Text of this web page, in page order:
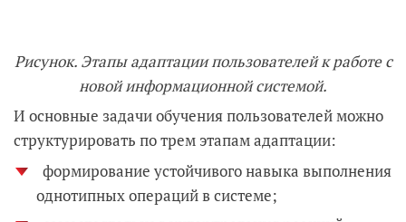
Рисунок. Этапы адаптации пользователей к работе с
новой информационной системой.
И основные задачи обучения пользователей можно
структурировать по трем этапам адаптации:
формирование устойчивого навыка выполнения
однотипных операций в системе;